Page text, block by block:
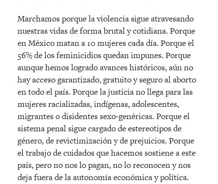
Marchamos porque la violencia sigue atravesando
nuestras vidas de forma brutal y cotidiana. Porque
en México matan a 10 mujeres cada día. Porque el
56% de los feminicidios quedan impunes. Porque
aunque hemos logrado avances históricos, aún no
hay acceso garantizado, gratuito y seguro al aborto
en todo el país. Porque la justicia no llega para las
mujeres racializadas, indígenas, adolescentes,
migrantes o disidentes sexo-genéricas. Porque el
sistema penal sigue cargado de estereotipos de
género, de revictimización y de prejuicios. Porque
el trabajo de cuidados que hacemos sostiene a este
país, pero no nos lo pagan, no lo reconocen y nos
deja fuera de la autonomía económica y política.